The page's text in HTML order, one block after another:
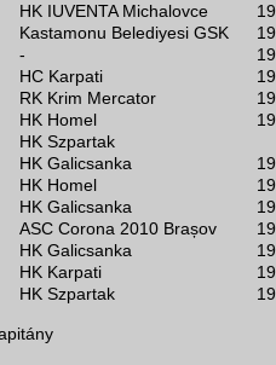
HK IUVENTA Michalovce
Kastamonu Belediyesi GSK
-
HC Karpati
RK Krim Mercator
HK Homel
HK Szpartak
HK Galicsanka
HK Homel
HK Galicsanka
ASC Corona 2010 Brașov
HK Galicsanka
HK Karpati
HK Szpartak